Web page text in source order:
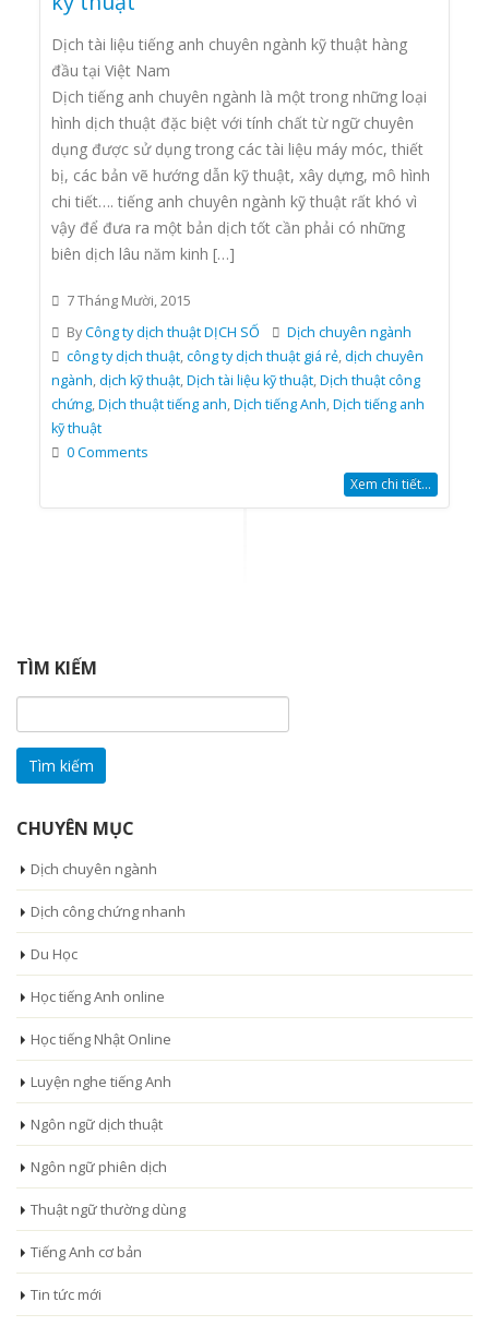
Dịch tài liệu tiếng anh chuyên ngành kỹ thuật hàng
đầu tại Việt Nam
Dịch tiếng anh chuyên ngành là một trong những loại
hình dịch thuật đặc biệt với tính chất từ ngữ chuyên
dụng được sử dụng trong các tài liệu máy móc, thiết
bị, các bản vẽ hướng dẫn kỹ thuật, xây dựng, mô hình
chi tiết…. tiếng anh chuyên ngành kỹ thuật rất khó vì
vậy để đưa ra một bản dịch tốt cần phải có những
biên dịch lâu năm kinh […]
7 Tháng Mười, 2015
ByCông ty dịch thuật DỊCH SỐ
Dịch chuyên ngành
công ty dịch thuật,công ty dịch thuật giá rẻ,dịch chuyên
ngành,dịch kỹ thuật,Dịch tài liệu kỹ thuật,Dịch thuật công
chứng,Dịch thuật tiếng anh,Dịch tiếng Anh,Dịch tiếng anh
kỹ thuật
0 Comments
Xem chi tiết...
TÌM KIẾM
kiếm
cho:
CHUYÊN MỤC
Dịch chuyên ngành
Dịch công chứng nhanh
Du Học
Học tiếng Anh online
Học tiếng Nhật Online
Luyện nghe tiếng Anh
Ngôn ngữ dịch thuật
Ngôn ngữ phiên dịch
Thuật ngữ thường dùng
Tiếng Anh cơ bản
Tin tức mới